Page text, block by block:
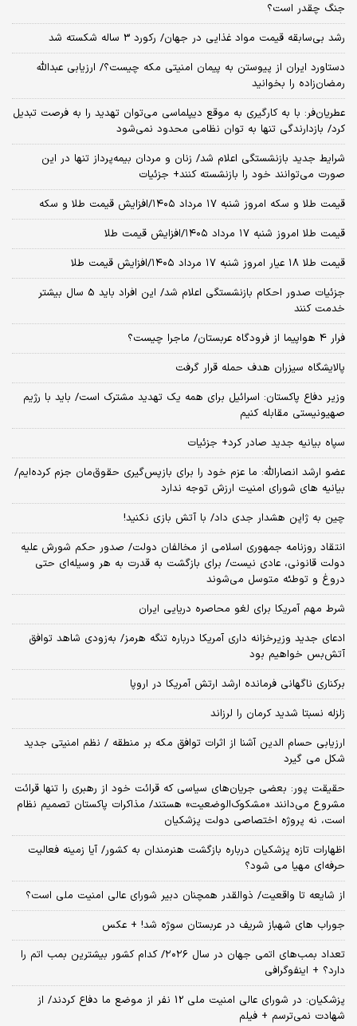
جنگ چقدر است؟
رشد بی‌سابقه قیمت مواد غذایی در جهان/ رکورد 3 ساله شکسته شد
دستاورد ایران از پیوستن به پیمان امنیتی مکه چیست؟/ ارزیابی عبدالله
رمضان‌زاده را بخوانید
عطریان‌فر: با به کارگیری به موقع دیپلماسی می‌توان تهدید را به فرصت تبدیل
کرد/ بازدارندگی تنها به توان نظامی محدود نمی‌شود
شرایط جدید بازنشستگی اعلام شد/ زنان و مردان بیمه‌پرداز تنها در این
صورت می‌توانند خود را بازنشسته کنند+ جزئیات
قیمت طلا و سکه امروز شنبه ۱۷ مرداد ۱۴۰۵/افزایش قیمت طلا و سکه
قیمت طلا امروز شنبه ۱۷ مرداد ۱۴۰۵/افزایش قیمت طلا
قیمت طلا ۱۸ عیار امروز شنبه ۱۷ مرداد ۱۴۰۵/افزایش قیمت طلا
جزئیات صدور احکام بازنشستگی اعلام شد/ این افراد باید 5 سال بیشتر
خدمت کنند
فرار 4 هواپیما از فرودگاه عربستان/ ماجرا چیست؟
پالایشگاه سیزران هدف حمله قرار گرفت
وزیر دفاع پاکستان: اسرائیل برای همه یک تهدید مشترک است/ باید با رژیم
صهیونیستی مقابله کنیم
سپاه بیانیه جدید صادر کرد+ جزئیات
عضو ارشد انصارالله: ما عزم خود را برای بازپس‌گیری حقوق‌مان جزم کرده‌ایم/
بیانیه‌ های شورای امنیت ارزش توجه ندارد
چین به ژاپن هشدار جدی داد/ با آتش بازی نکنید!
انتقاد روزنامه جمهوری اسلامی از مخالفان دولت/ صدور حکم شورش علیه
دولت قانونی، عادی نیست/ برای بازگشت به قدرت به هر وسیله‌ای حتی
دروغ و توطئه متوسل می‌شوند
شرط مهم آمریکا برای لغو محاصره دریایی ایران
ادعای جدید وزیرخزانه داری آمریکا درباره تنگه هرمز/ به‌زودی شاهد توافق
آتش‌بس خواهیم بود
برکناری ناگهانی فرمانده ارشد ارتش آمریکا در اروپا
زلزله نسبتا شدید کرمان را لرزاند
ارزیابی حسام الدین آشنا از اثرات توافق مکه بر منطقه / نظم امنیتی جدید
شکل می گیرد
حقیقت پور: بعضی جریان‌های سیاسی که قرائت خود از رهبری را تنها قرائت
مشروع می‌دانند «مشکوک‌الوضعیت» هستند/ مذاکرات پاکستان تصمیم نظام
است، نه پروژه اختصاصی دولت پزشکیان
اظهارات تازه پزشکیان درباره بازگشت هنرمندان به کشور/ آیا زمینه فعالیت
حرفه‌ای مهیا می شود؟
از شایعه تا واقعیت/ ذوالقدر همچنان دبیر شورای ‌عالی امنیت ملی است؟
جوراب های شهباز شریف در عربستان سوژه شد! + عکس
تعداد بمب‌های اتمی جهان در سال ۲۰۲۶/ کدام کشور بیشترین بمب اتم را
دارد؟ + اینفوگرافی
پزشکیان: در شورای عالی امنیت ملی 12 نفر از موضع ما دفاع کردند/ از
شهادت نمی‌ترسم + فیلم